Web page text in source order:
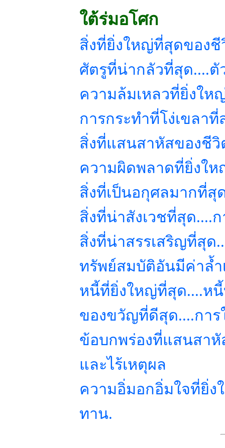
ใต้ร่มอโศก
สิ่งที่ยิ่งใหญ่ที่สุดของชี
ศัตรูที่น่ากลัวที่สุด....ตั
ความล้มเหลวที่ยิ่งให
การกระทำที่โง่เขลา
สิ่งที่แสนสาหัสของชี
ความผิดพลาดที่ยิ่งให
สิ่งที่เป็นอกุศลมากที่สุ
สิ่งที่น่าสังเวชที่สุด....
สิ่งที่น่าสรรเสริญที่สุด
ทรัพย์สมบัติอันมีค่าล้
หนี้ที่ยิ่งใหญ่ที่สุด....ห
ของขวัญที่ดีสุด....การ
ข้อบกพร่องที่แสนสาหั
และไร้เหตุผล
ความอิ่มอกอิ่มใจที่ยิ่ง
ทาน.